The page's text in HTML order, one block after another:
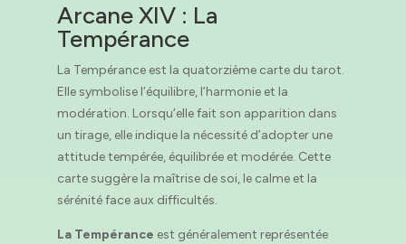
Arcane XIV : La
Tempérance
La Tempérance est la quatorzième carte du tarot.
Elle symbolise l’équilibre, l’harmonie et la
modération. Lorsqu’elle fait son apparition dans
un tirage, elle indique la nécessité d’adopter une
attitude tempérée, équilibrée et modérée. Cette
carte suggère la maîtrise de soi, le calme et la
sérénité face aux difficultés.
La Tempérance est généralement représentée